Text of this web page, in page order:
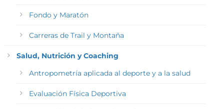
Fondo y Maratón
Carreras de Trail y Montaña
Salud, Nutrición y Coaching
Antropometría aplicada al deporte y a la salud
Evaluación Física Deportiva